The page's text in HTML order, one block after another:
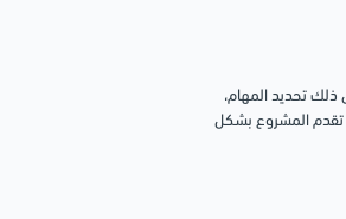
تحديد المهام،
تقدم المشروع بشكل